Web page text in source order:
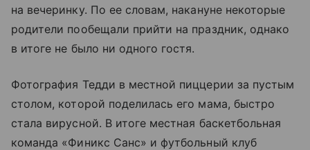
на вечеринку. По ее словам, накануне некоторые
родители пообещали прийти на праздник, однако
в итоге не было ни одного гостя.
Фотография Тедди в местной пиццерии за пустым
столом, которой поделилась его мама, быстро
стала вирусной. В итоге местная баскетбольная
команда «Финикс Санс» и футбольный клуб